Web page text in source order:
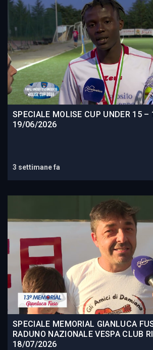
SPECIALE MOLISE CUP UNDER 15 –
19/06/2026
3 settimane fa
SPECIALE MEMORIAL GIANLUCA
RADUNO NAZIONALE VESPA CLUB
18/07/2026